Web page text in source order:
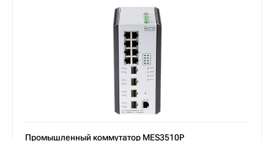
Промышленный коммутатор MES3510P